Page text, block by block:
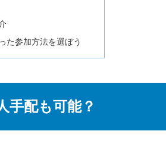
た参加方法を選ぼう
手配も可能？